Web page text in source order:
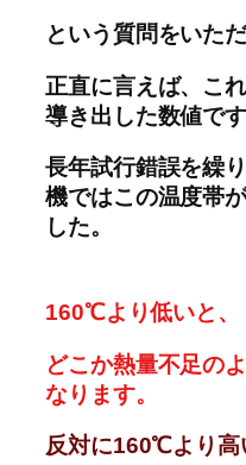
という質問をいただ
正直に言えば、こ
導き出した数値です
長年試行錯誤を繰
機ではこの温度帯
した。
160℃より低いと、
どこか熱量不足の
なります。
反対に160℃より高